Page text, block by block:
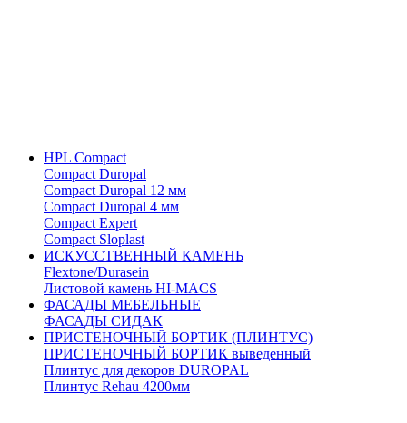
HPL Compact
Compact Duropal
Compact Duropal 12 мм
Compact Duropal 4 мм
Compact Expert
Compact Sloplast
ИСКУССТВЕННЫЙ КАМЕНЬ
Flextone/Durasein
Листовой камень HI-MACS
ФАСАДЫ МЕБЕЛЬНЫЕ
ФАСАДЫ СИДАК
ПРИСТЕНОЧНЫЙ БОРТИК (ПЛИНТУС)
ПРИСТЕНОЧНЫЙ БОРТИК выведенный
Плинтус для декоров DUROPAL
Плинтус Rehau 4200мм